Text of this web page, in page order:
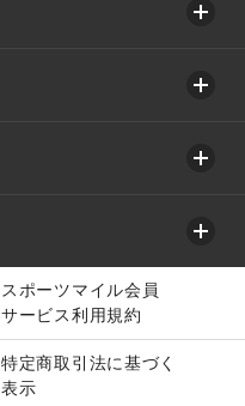
スポーツマイル会員
サービス利用規約
特定商取引法に基づく
表示